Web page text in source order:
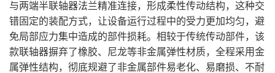
与两端半联轴器法兰精准连接，形成柔性传动结构，这种交
错固定的装配方式，让设备运行过程中的受力更加均匀，避
免局部应力集中造成的部件损耗。相较于传统传动部件，该
款联轴器摒弃了橡胶、尼龙等非金属弹性材质，全程采用金
属弹性结构，彻底规避了非金属部件易老化、易磨损、不耐